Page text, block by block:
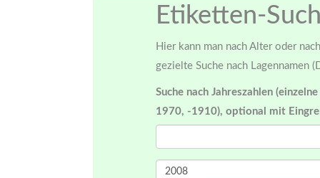
Etiketten-
Hier kann man nach Alter oder
gezielte Suche nach Lagennamen
Suche nach Jahreszahlen
1970, -1910), optional mit